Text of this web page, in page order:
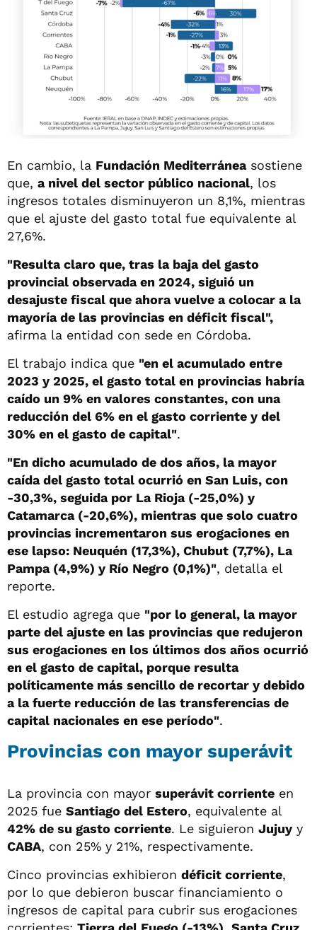
En cambio, la Fundación Mediterráneasostiene
que, a nivel del sector público nacional, los
ingresos totales disminuyeron un 8,1%, mientras
que el ajuste del gasto total fue equivalente al
27,6%.
"Resulta claro que, tras la baja del gasto
provincial observada en 2024, siguió un
desajuste fiscal que ahora vuelve a colocar a la
mayoría de las provincias en déficit fiscal",
afirma la entidad con sede en Córdoba.
El trabajo indica que "en el acumulado entre
2023 y 2025, el gasto total en provincias habría
caído un 9% en valores constantes, con una
reducción del 6% en el gasto corriente y del
30% en el gasto de capital".
"En dicho acumulado de dos años, la mayor
caída del gasto total ocurrió en San Luis, con
-30,3%, seguida por La Rioja (-25,0%) y
Catamarca (-20,6%), mientras que solo cuatro
provincias incrementaron sus erogaciones en
ese lapso: Neuquén (17,3%), Chubut (7,7%), La
Pampa (4,9%) y Río Negro (0,1%)", detalla el
reporte.
El estudio agrega que "por lo general, la mayor
parte del ajuste en las provincias que redujeron
sus erogaciones en los últimos dos años ocurrió
en el gasto de capital, porque resulta
políticamente más sencillo de recortar y debido
a la fuerte reducción de las transferencias de
capital nacionales en ese período".
Provincias con mayor superávit
La provincia con mayor superávit corriente en
2025 fue Santiago del Estero, equivalente al
42% de su gasto corriente. Le siguieron Jujuy y
CABA, con 25% y 21%, respectivamente.
Cinco provincias exhibieron déficit corriente,
por lo que debieron buscar financiamiento o
ingresos de capital para cubrir sus erogaciones